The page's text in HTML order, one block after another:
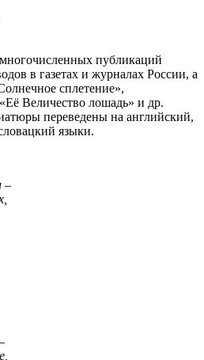
публикаций
в газетах и журналах России, а
сплетение»,
Величество лошадь» и др.
переведены на английский,
языки.
–